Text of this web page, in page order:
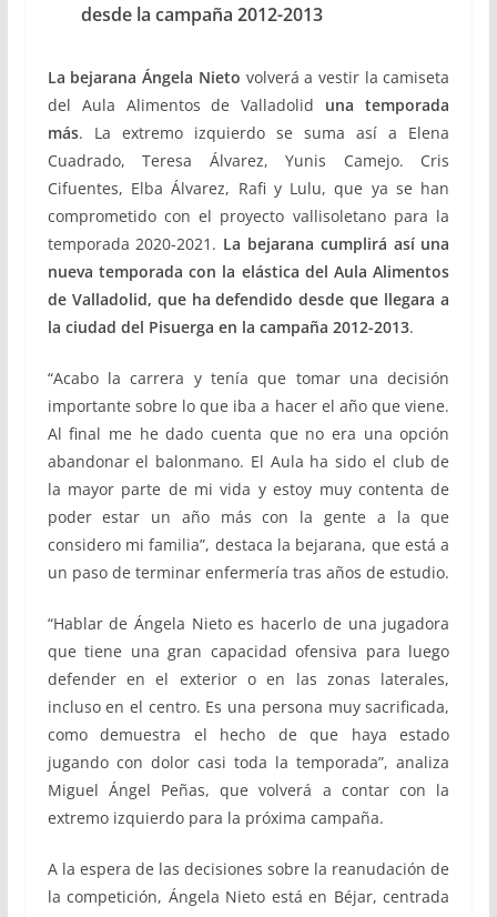
desde la campaña 2012-2013
La bejarana Ángela Nieto volverá a vestir la camiseta
del Aula Alimentos de Valladolid una temporada
más. La extremo izquierdo se suma así a Elena
Cuadrado, Teresa Álvarez, Yunis Camejo. Cris
Cifuentes, Elba Álvarez, Rafi y Lulu, que ya se han
comprometido con el proyecto vallisoletano para la
temporada 2020-2021. La bejarana cumplirá así una
nueva temporada con la elástica del Aula Alimentos
de Valladolid, que ha defendido desde que llegara a
la ciudad del Pisuerga en la campaña 2012-2013.
“Acabo la carrera y tenía que tomar una decisión
importante sobre lo que iba a hacer el año que viene.
Al final me he dado cuenta que no era una opción
abandonar el balonmano. El Aula ha sido el club de
la mayor parte de mi vida y estoy muy contenta de
poder estar un año más con la gente a la que
considero mi familia”, destaca la bejarana, que está a
un paso de terminar enfermería tras años de estudio.
“Hablar de Ángela Nieto es hacerlo de una jugadora
que tiene una gran capacidad ofensiva para luego
defender en el exterior o en las zonas laterales,
incluso en el centro. Es una persona muy sacrificada,
como demuestra el hecho de que haya estado
jugando con dolor casi toda la temporada”, analiza
Miguel Ángel Peñas, que volverá a contar con la
extremo izquierdo para la próxima campaña.
A la espera de las decisiones sobre la reanudación de
la competición, Ángela Nieto está en Béjar, centrada